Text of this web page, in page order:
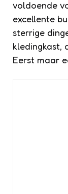
voldoende
excellente
sterrige
kledingkast,
Eerst maar